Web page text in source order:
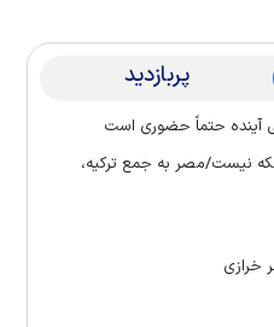
پربازدید
آینده حتماً حضوری است
نیست/مصر به جمع ترکیه،
خرازی